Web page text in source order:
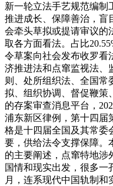
新一轮立法手艺规范编制
推进成长、保障善治，盲
会牵头草拟或提请审议的
取各方面看法。占比
令草案向社会发布收罗看
济推进法和点窜监视法、
则、处所组织法、全国
拟、组织协调、督促鞭策
的存案审查消息平台，
浦东新区律例，第十四届
格是十四届全国及其常委
要，供给法令支撑保障。
的主要阐述，点窜特地涉
国情和现实出发，很多一
月，连系现代中国轨制